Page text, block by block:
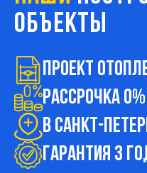
ОБЪЕКТЫ
Проект
Рассрочка 0%
В Санкт-
ГАРАНТИЯ 3